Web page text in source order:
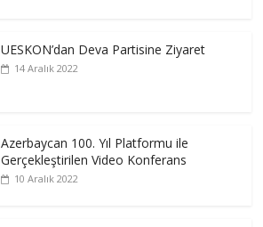
UESKON’dan Deva Partisine Ziyaret
14 Aralık 2022
Azerbaycan 100. Yıl Platformu ile
Gerçekleştirilen Video Konferans
10 Aralık 2022